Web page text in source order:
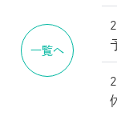
一覧へ